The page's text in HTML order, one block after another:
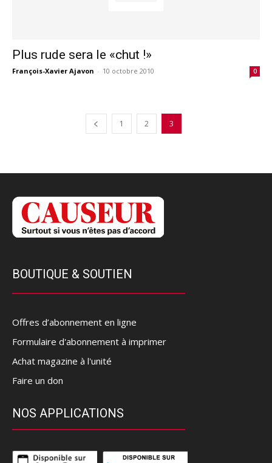
Plus rude sera le «chut !»
François-Xavier Ajavon - 10 octobre 2010 0
1 2 3
BOUTIQUE & SOUTIEN
Offres d’abonnement en ligne
Formulaire d'abonnement à imprimer
Achat magazine à l'unité
Faire un don
NOS APPLICATIONS